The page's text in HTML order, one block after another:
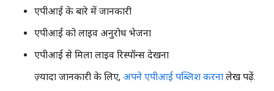
एपीआई के बारे में जानकारी
एपीआई को लाइव अनुरोध भेजना
एपीआई से मिला लाइव रिस्पॉन्स देखना
ज़्यादा जानकारी के लिए, अपने एपीआई पब्लिश करना लेख पढ़ें.